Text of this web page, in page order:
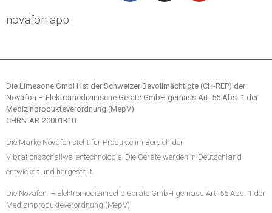
novafon app
Die Limesone GmbH ist der Schweizer Bevollmächtigte (CH-REP) der
Novafon – Elektromedizinische Geräte GmbH gemäss Art. 55 Abs. 1 der
Medizinprodukteverordnung (MepV).
CHRN-AR-20001310
Die Marke Novafon steht für Produkte im Bereich der
Vibrationsschallwellentechnologie. Die Geräte werden in Deutschland
entwickelt und hergestellt.
Die Novafon – Elektromedizinische Geräte GmbH gemäss Art. 55 Abs. 1 der
Medizinprodukteverordnung (MepV).